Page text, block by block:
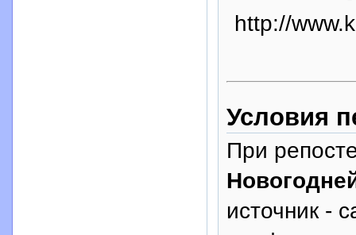
http://
Условия
При
источник -